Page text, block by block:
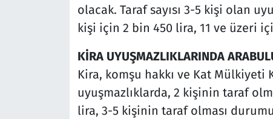
olacak. Taraf sayısı 3-5 kişi olan
kişi için 2 bin 450 lira, 11 ve üzeri
KİRA UYUŞMAZLIKLARINDA
Kira, komşu hakkı ve Kat
uyuşmazlıklarda, 2 kişinin taraf
lira, 3-5 kişinin taraf olması